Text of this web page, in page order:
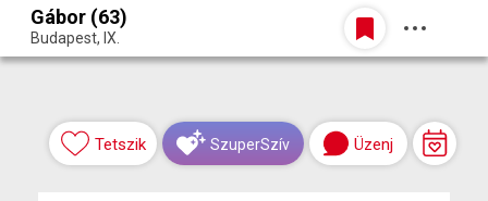
Egy jó randiból bármi lehet.
Belépés
Gábor (63)
Budapest, IX.
Tetszik SzuperSzív Üzenj